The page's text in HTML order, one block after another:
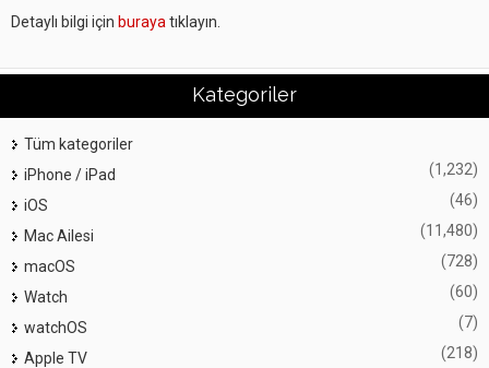
Detaylı bilgi için buraya tıklayın.
Kategoriler
Tüm kategoriler
iPhone / iPad
(1,232)
iOS (46)
Mac Ailesi (11,480)
macOS (728)
Watch (60)
watchOS (7)
Apple TV (218)